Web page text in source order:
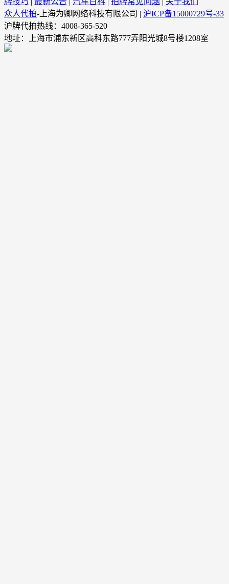
众人代拍-上海为卿网络科技有限公司 | 沪ICP备15000729号-33
沪牌代拍热线：4008-365-520
地址：上海市浦东新区高科东路777弄阳光城8号楼1208室